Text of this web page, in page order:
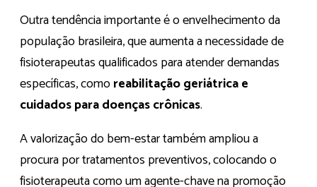
Outra tendência importante é o envelhecimento da
população brasileira, que aumenta a necessidade de
fisioterapeutas qualificados para atender demandas
específicas, comoreabilitação geriátrica e
cuidados para doenças crônicas.
A valorização do bem-estar também ampliou a
procura por tratamentos preventivos, colocando o
fisioterapeuta como um agente-chave na promoção